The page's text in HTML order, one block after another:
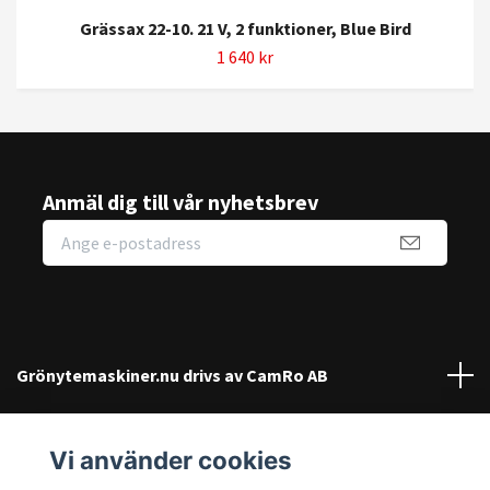
Grässax 22-10. 21 V, 2 funktioner, Blue Bird
1 640 kr
Anmäl dig till vår nyhetsbrev
Grönytemaskiner.nu drivs av CamRo AB
Vi använder cookies